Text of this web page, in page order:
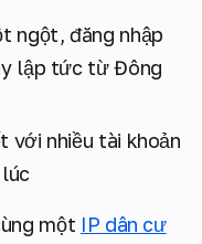
ngột, đăng nhập
lập tức từ Đông
với nhiều tài khoản
một IP dân cư